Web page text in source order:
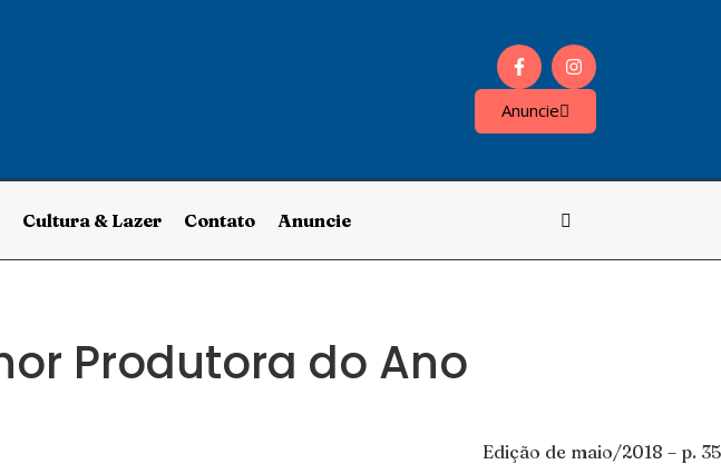
Anuncie
Cultura & Lazer Contato Anuncie
Produtora do Ano
Edição de maio/2018 – p. 35